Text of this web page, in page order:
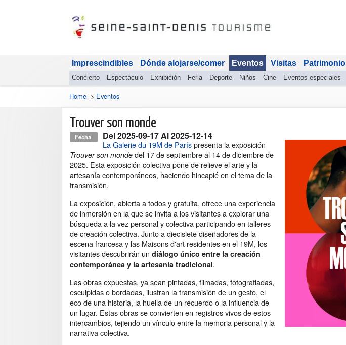
Imprescindibles Dónde alojarse/comer Eventos
Concierto Espectáculo Exhibición Feria Deporte Niños Cine Eventos especiales
Visitas Patrimonio
Home > Eventos
Trouver son monde
Fecha Del2025-09-17Al2025-12-14
La Galerie du 19M de Paríspresenta la exposición
Trouver son monde del 17 de septiembre al 14 de diciembre de
2025. Esta exposición colectiva pone de relieve el arte y la
artesanía contemporáneos, haciendo hincapié en el tema de la
transmisión.
La exposición, abierta a todos y gratuita, ofrece una experiencia
de inmersión en la que se invita a los visitantes a explorar una
búsqueda a la vez personal y colectiva participando en talleres
de creación colectiva. Junto a diecisiete diseñadores de la
escena francesa y las Maisons d'art residentes en el 19M, los
visitantes descubrirán un diálogo único entre la creación
contemporánea y la artesanía tradicional.
Las obras expuestas, ya sean pintadas, filmadas, fotografiadas,
esculpidas o bordadas, ilustran la transmisión de un gesto, el
eco de una historia, la huella de un recuerdo o la influencia de
un lugar. Estas obras se convierten en registros vivos de estos
intercambios, tejiendo un vínculo entre la memoria personal y la
narrativa colectiva.